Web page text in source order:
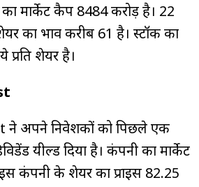
मार्केट कैप ₹8484 करोड़ है। 22
का भाव करीब ₹61 है। स्टॉक का
शेयर है।
अपने निवेशकों को पिछले एक
यील्ड दिया है। कंपनी का मार्केट
कंपनी के शेयर का प्राइस ₹82.25